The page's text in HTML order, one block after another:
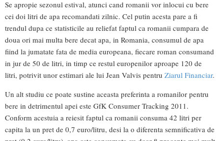
Se apropie sezonul estival, atunci cand romanii vor inlocui cu bere
cei doi litri de apa recomandati zilnic. Cel putin acesta pare a fi
trendul dupa ce statisticile au reliefat faptul ca romanii cumpara de
doua ori mai multa bere decat apa, in Romania, consumul de apa
fiind la jumatate fata de media europeana, fiecare roman consumand
in jur de 50 de litri, in timp ce restul europenilor aproape 120 de
litri, potrivit unor estimari ale lui Jean Valvis pentru Ziarul Financiar.
Un alt studiu ce poate sustine aceasta preferinta a romanilor pentru
bere in detrimentul apei este GfK Consumer Tracking 2011.
Conform acestuia a reiesit faptul ca romanii consuma 42 litri per
capita la un pret de 0,7 euro/litru, desi la o diferenta semnificativa de